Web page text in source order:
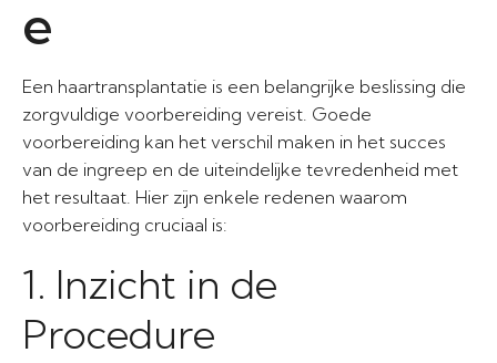
e
Een haartransplantatie is een belangrijke beslissing die
zorgvuldige voorbereiding vereist. Goede
voorbereiding kan het verschil maken in het succes
van de ingreep en de uiteindelijke tevredenheid met
het resultaat. Hier zijn enkele redenen waarom
voorbereiding cruciaal is:
1. Inzicht in de
Procedure